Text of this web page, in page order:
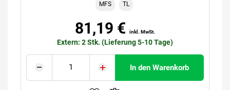
MFS TL
81,19 € inkl. MwSt.
Extern: 2 Stk. (Lieferung 5-10 Tage)
In den Warenkorb